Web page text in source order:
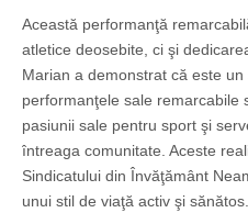
Această performanţă
atletice deosebite, ci şi
Marian a demonstrat că este
performanţele sale remarcabile
pasiunii sale pentru sport şi
întreaga comunitate. Aceste
Sindicatului din Învăţământ
unui stil de viaţă activ şi sănătos.